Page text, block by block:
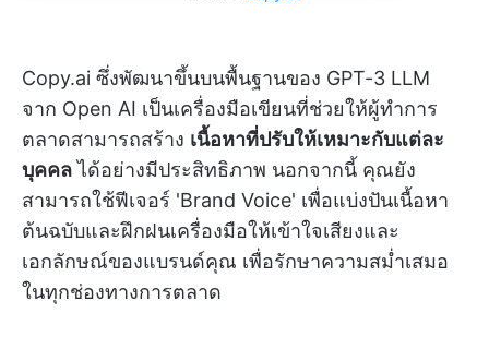
Copy.ai ซึ่งพัฒนาขึ้นบนพื้นฐานของ GPT-3 LLM
จาก Open AI เป็นเครื่องมือเขียนที่ช่วยให้ผู้ทำการ
ตลาดสามารถสร้าง เนื้อหาที่ปรับให้เหมาะกับแต่ละ
บุคคลได้อย่างมีประสิทธิภาพ นอกจากนี้ คุณยัง
สามารถใช้ฟีเจอร์ 'Brand Voice' เพื่อแบ่งปันเนื้อหา
ต้นฉบับและฝึกฝนเครื่องมือให้เข้าใจเสียงและ
เอกลักษณ์ของแบรนด์คุณ เพื่อรักษาความสม่ำเสมอ
ในทุกช่องทางการตลาด